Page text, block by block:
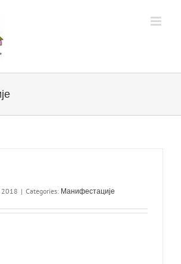
2018 | Categories: Манифестације